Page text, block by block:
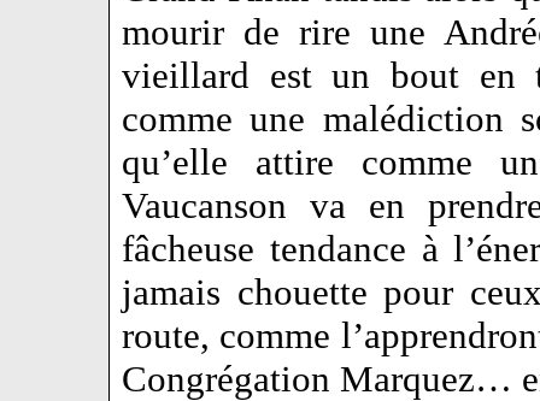
mourir de rire une
vieillard est un bout en
comme une malédiction
qu’elle attire comme
Vaucanson va en
fâcheuse tendance à
jamais chouette pour
route, comme
Congrégation Marquez…